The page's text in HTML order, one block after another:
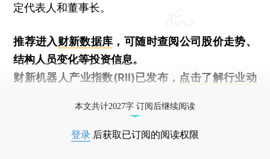
定代表人和董事长。
推荐进入财新数据库 ，可随时查阅公司股价走势、
结构人员变化等投资信息。
财新机器人产业指数(RII)已发布， 点击了解行业动
本文共计2027字 订阅后继续阅读
登录 后获取已订阅的阅读权限